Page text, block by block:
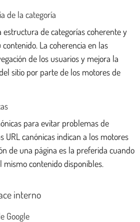
de la categoría
estructura de categorías coherente y
La coherencia en las
de los usuarios y mejora la
sitio por parte de los motores de
para evitar problemas de
URL canónicas indican a los motores
de una página es la preferida cuando
mismo contenido disponibles.
interno
Google